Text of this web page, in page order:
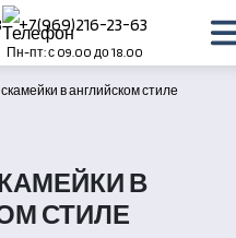
+7(969)216-23-63
Пн-пт: с 09.00 до 18.00
в английском стиле
В
СТИЛЕ